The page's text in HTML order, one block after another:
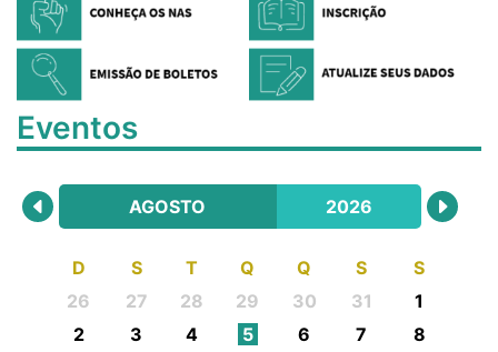
Eventos
AGOSTO 2026
D S T Q Q S
S
26
27 28 29 30 31
1
2
3 4 5 6 7
8